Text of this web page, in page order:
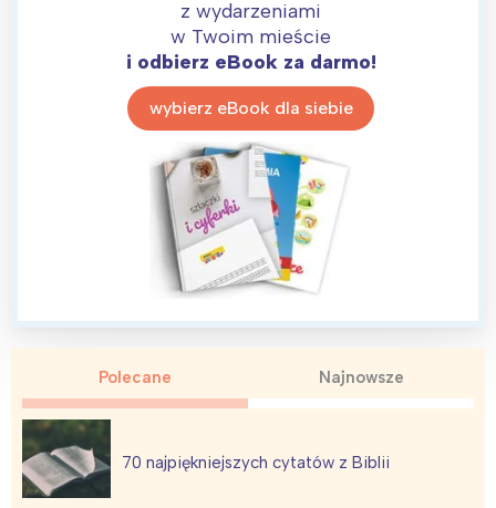
z wydarzeniami
w Twoim mieście
i odbierz eBook za darmo!
wybierz eBook dla siebie
Polecane Najnowsze
70 najpiękniejszych cytatów z Biblii
Interesują mnie wydarzenia z
tego regionu:
Warszawa
Łódź
Kraków